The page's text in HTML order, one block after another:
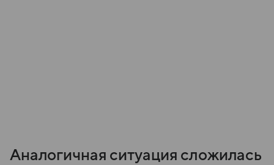
Аналогичная ситуация сложилась